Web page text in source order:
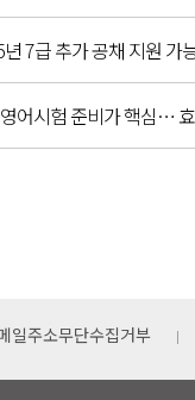
7급 추가 공채 지원 가
어시험 준비가 핵심… 효
일주소무단수집거부